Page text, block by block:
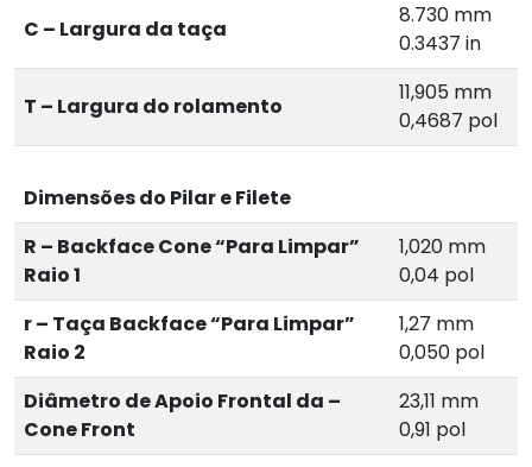
C – Largura da taça
8.730 mm
0.3437 in
T – Largura do rolamento
11,905 mm
0,4687 pol
Dimensões do Pilar e Filete
R – Backface Cone “Para Limpar”
Raio 1
1,020 mm
0,04 pol
r – Taça Backface “Para Limpar”
Raio 2
1,27 mm
0,050 pol
Diâmetro de Apoio Frontal da –
Cone Front
23,11 mm
0,91 pol